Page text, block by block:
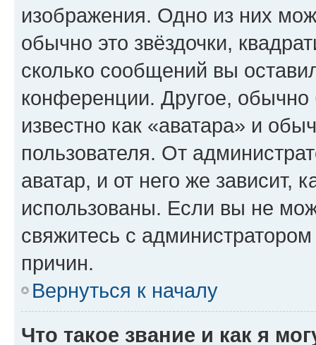
изображения. Одно из них
обычно это звёздочки,
сколько сообщений вы
конференции. Другое,
известно как «аватара» и
пользователя. От
аватар, и от него же зависит,
использованы. Если вы не
свяжитесь с
причин.
Вернуться к началу
Что такое звание и как я